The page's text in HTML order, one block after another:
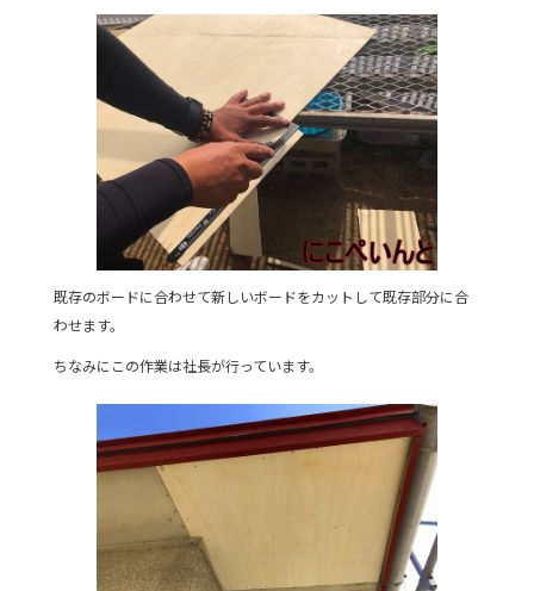
既存のボードに合わせて新しいボードをカットして既存部分に合
わせます。
ちなみにこの作業は社長が行っています。